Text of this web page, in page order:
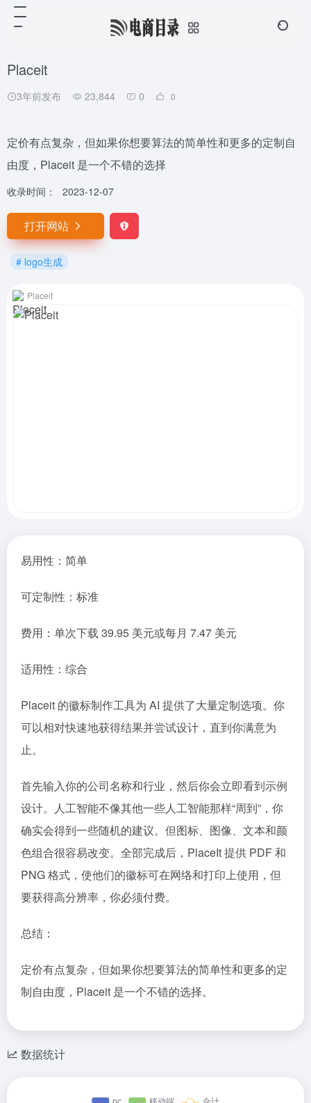
Placeit
3年前发布 23,844 0 0
定价有点复杂，但如果你想要算法的简单性和更多的定制自
由度，Placeit 是一个不错的选择
收录时间： 2023-12-07
打开网站
# logo生成
Placeit
易用性：简单
可定制性：标准
费用：单次下载 39.95 美元或每月 7.47 美元
适用性：综合
Placeit 的徽标制作工具为 AI 提供了大量定制选项。你
可以相对快速地获得结果并尝试设计，直到你满意为
止。
首先输入你的公司名称和行业，然后你会立即看到示例
设计。人工智能不像其他一些人工智能那样“周到”，你
确实会得到一些随机的建议。但图标、图像、文本和颜
色组合很容易改变。全部完成后，PlaceIt 提供 PDF 和
PNG 格式，使他们的徽标可在网络和打印上使用，但
要获得高分辨率，你必须付费。
总结：
定价有点复杂，但如果你想要算法的简单性和更多的定
制自由度，Placeit 是一个不错的选择。
数据统计